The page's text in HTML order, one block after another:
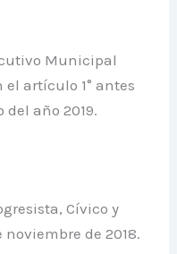
Municipal
artículo 1° antes
año 2019.
Cívico y
de 2018.